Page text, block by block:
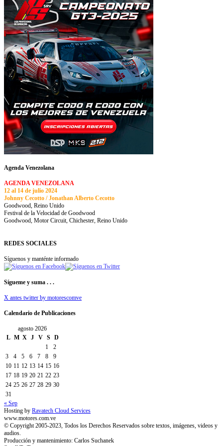
Agenda Venezolana
AGENDA VENEZOLANA
12 al 14 de julio 2024
Johnny Cecotto / Jonathan Alberto Cecotto
Goodwood, Reino Unido
Festival de la Velocidad de Goodwood
Goodwood, Motor Circuit, Chichester, Reino Unido
REDES SOCIALES
Síguenos y manténte informado
Sígueme y suma . . .
X antes twitter by motorescomve
Calendario de Publicaciones
agosto 2026
L M X J V S
D
1
2
3
4 5 6 7 8
9
10 11 12 13 14 15 16
17 18 19 20 21 22 23
24 25 26 27 28 29 30
31
« Sep
Hosting by Ravatech Cloud Services
www.motores.com.ve
© Copyright 2005-2023, Todos los Derechos Reservados sobre textos, imágenes, videos y
audios.
Producción y mantenimiento: Carlos Suchanek